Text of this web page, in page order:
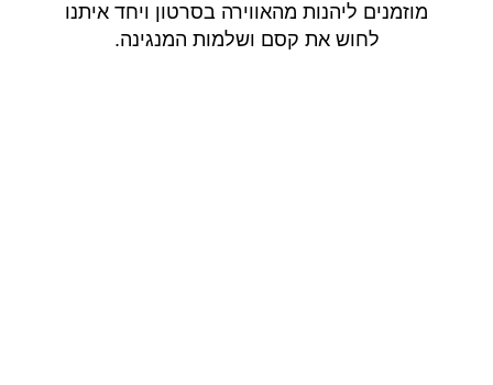
מוזמנים ליהנות מהאווירה בסרטון ויחד איתנו
לחוש את קסם ושלמות המנגינה.